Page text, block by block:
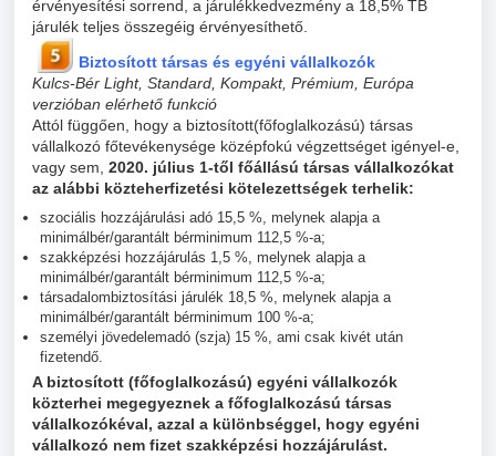
érvényesítési sorrend, a járulékkedvezmény a 18,5% TB
járulék teljes összegéig érvényesíthető.
Biztosított társas és egyéni vállalkozók
Kulcs-Bér Light, Standard, Kompakt, Prémium, Európa
verzióban elérhető funkció
Attól függően, hogy a biztosított(főfoglalkozású) társas
vállalkozó főtevékenysége középfokú végzettséget igényel-e,
vagy sem, 2020. július 1-től főállású társas vállalkozókat
az alábbi közteherfizetési kötelezettségek terhelik:
szociális hozzájárulási adó 15,5 %, melynek alapja a
minimálbér/garantált bérminimum 112,5 %-a;
szakképzési hozzájárulás 1,5 %, melynek alapja a
minimálbér/garantált bérminimum 112,5 %-a;
társadalombiztosítási járulék 18,5 %, melynek alapja a
minimálbér/garantált bérminimum 100 %-a;
személyi jövedelemadó (szja) 15 %, ami csak kivét után
fizetendő.
A biztosított (főfoglalkozású) egyéni vállalkozók
közterhei megegyeznek a főfoglalkozású társas
vállalkozókéval, azzal a különbséggel, hogy egyéni
vállalkozó nem fizet szakképzési hozzájárulást.